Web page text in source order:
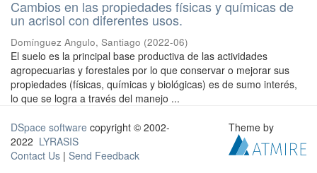
Cambios en las propiedades físicas y químicas de
un acrisol con diferentes usos.
Domínguez Angulo, Santiago (2022-06)
El suelo es la principal base productiva de las actividades
agropecuarias y forestales por lo que conservar o mejorar sus
propiedades (físicas, químicas y biológicas) es de sumo interés,
lo que se logra a través del manejo ...
DSpace software copyright © 2002-
2022 LYRASIS
Contact Us | Send Feedback
Theme by